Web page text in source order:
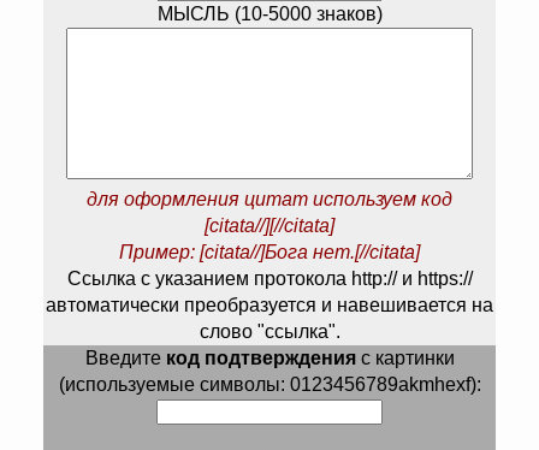
МЫСЛЬ (10-5000 знаков)
для оформления цитат используем код
[citata//][//citata]
Пример: [citata//]Бога нет.[//citata]
Ссылка с указанием протокола http:// и https://
автоматически преобразуется и навешивается на
слово "ссылка".
Введите код подтвержденияс картинки
(используемые символы: 0123456789akmhexf):